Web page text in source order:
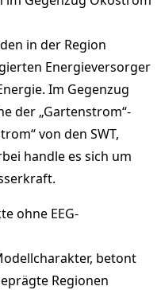
in der Region
Energieversorger
Im Gegenzug
der „Gartenstrom“-
von den SWT,
handle es sich um
ohne EEG-
betont
Regionen